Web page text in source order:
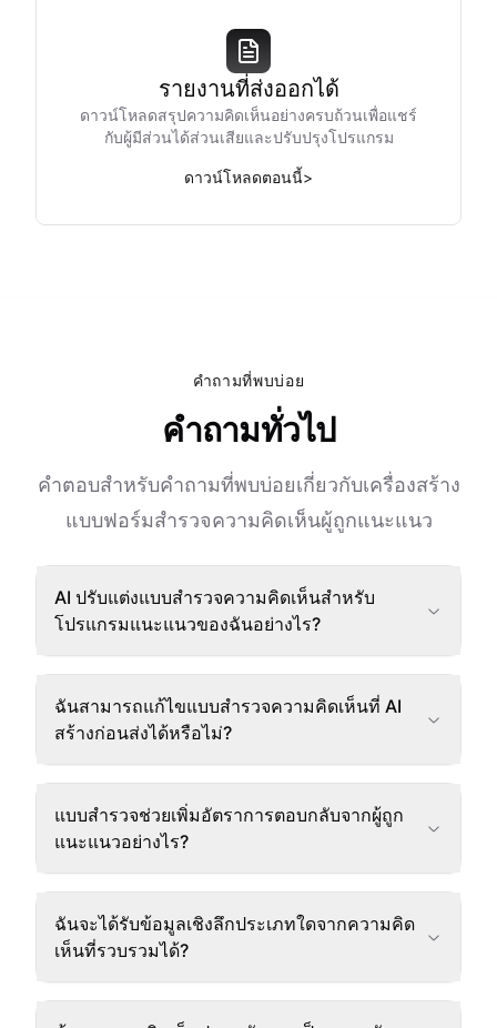
รายงานที่ส่งออกได้
ดาวน์โหลดสรุปความคิดเห็นอย่างครบถ้วนเพื่อแชร์
กับผู้มีส่วนได้ส่วนเสียและปรับปรุงโปรแกรม
ดาวน์โหลดตอนนี้>
คำถามที่พบบ่อย
คำถามทั่วไป
คำตอบสำหรับคำถามที่พบบ่อยเกี่ยวกับเครื่องสร้าง
แบบฟอร์มสำรวจความคิดเห็นผู้ถูกแนะแนว
AI ปรับแต่งแบบสำรวจความคิดเห็นสำหรับ
โปรแกรมแนะแนวของฉันอย่างไร?
ฉันสามารถแก้ไขแบบสำรวจความคิดเห็นที่ AI
สร้างก่อนส่งได้หรือไม่?
แบบสำรวจช่วยเพิ่มอัตราการตอบกลับจากผู้ถูก
แนะแนวอย่างไร?
ฉันจะได้รับข้อมูลเชิงลึกประเภทใดจากความคิด
เห็นที่รวบรวมได้?